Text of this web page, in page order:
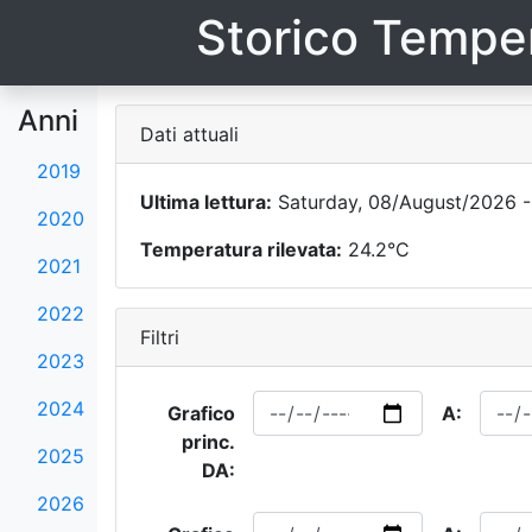
Storico
Anni
2019
2020
2021
2022
2023
2024
2025
2026
Dati attuali
Ultima lettura: Saturday, 08/August/2026 -
Temperatura rilevata: 24.2°C
Filtri
Grafico
princ.
DA:
A: